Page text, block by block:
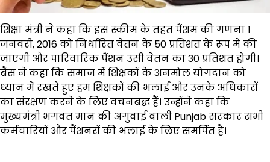
शिक्षा मंत्री ने कहा कि इस स्कीम के तहत पैंशम की गणना 1
जनवरी, 2016 को निर्धारित वेतन के 50 प्रतिशत के रूप में की
जाएगी और पारिवारिक पैंशन उसी वेतन का 30 प्रतिशत होगी।
बैंस ने कहा कि समाज में शिक्षकों के अनमोल योगदान को
ध्यान में रखते हुए हम शिक्षकों की भलाई और उनके अधिकारों
का संरक्षण करने के लिए वचनबद्ध हैं। उन्होंने कहा कि
मुख्यमंत्री भगवंत मान की अगुवाई वाली Punjab सरकार सभी
कर्मचारियों और पैंशनरों की भलाई के लिए समर्पित है।